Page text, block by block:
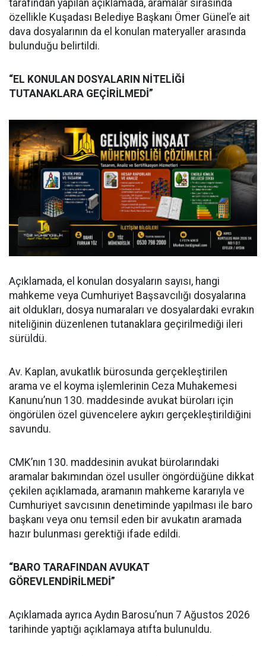
tarafından yapılan açıklamada, aramalar sırasında
özellikle Kuşadası Belediye Başkanı Ömer Günel’e ait
dava dosyalarının da el konulan materyaller arasında
bulunduğu belirtildi.
“EL KONULAN DOSYALARIN NİTELİĞİ
TUTANAKLARA GEÇİRİLMEDİ”
Açıklamada, el konulan dosyaların sayısı, hangi
mahkeme veya Cumhuriyet Başsavcılığı dosyalarına
ait oldukları, dosya numaraları ve dosyalardaki evrakın
niteliğinin düzenlenen tutanaklara geçirilmediği ileri
sürüldü.
Av. Kaplan, avukatlık bürosunda gerçekleştirilen
arama ve el koyma işlemlerinin Ceza Muhakemesi
Kanunu’nun 130. maddesinde avukat büroları için
öngörülen özel güvencelere aykırı gerçekleştirildiğini
savundu.
CMK’nın 130. maddesinin avukat bürolarındaki
aramalar bakımından özel usuller öngördüğüne dikkat
çekilen açıklamada, aramanın mahkeme kararıyla ve
Cumhuriyet savcısının denetiminde yapılması ile baro
başkanı veya onu temsil eden bir avukatın aramada
hazır bulunması gerektiği ifade edildi.
“BARO TARAFINDAN AVUKAT
GÖREVLENDİRİLMEDİ”
Açıklamada ayrıca Aydın Barosu’nun 7 Ağustos 2026
tarihinde yaptığı açıklamaya atıfta bulunuldu.